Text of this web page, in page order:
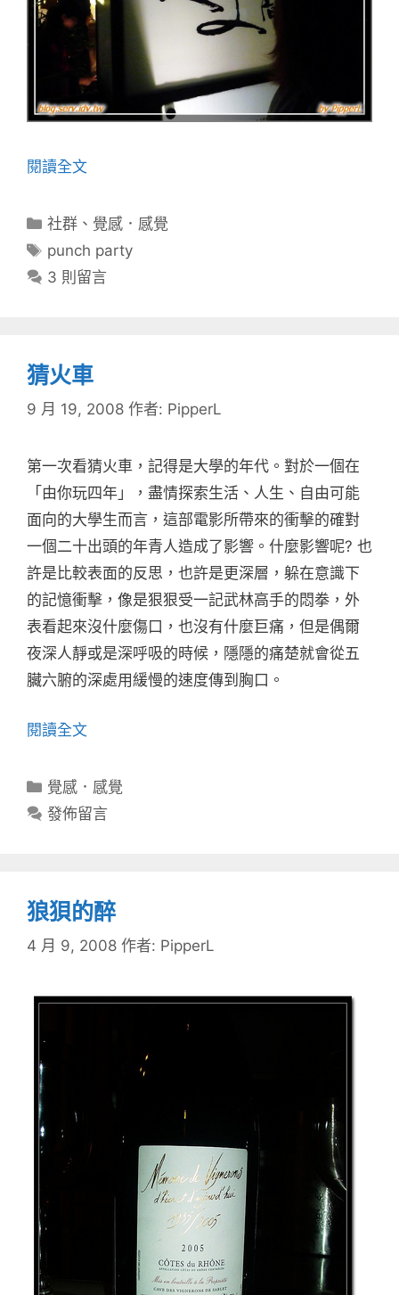
閱讀全文
分
社群 、 覺感．感覺
標
籤
punch party
3 則留言
猜火車
9 月 19, 2008 作者: PipperL
第一次看猜火車，記得是大學的年代。對於一個在
「由你玩四年」，盡情探索生活、人生、自由可能
面向的大學生而言，這部電影所帶來的衝擊的確對
一個二十出頭的年青人造成了影響。什麼影響呢? 也
許是比較表面的反思，也許是更深層，躲在意識下
的記憶衝擊，像是狠狠受一記武林高手的悶拳，外
表看起來沒什麼傷口，也沒有什麼巨痛，但是偶爾
夜深人靜或是深呼吸的時候，隱隱的痛楚就會從五
臟六腑的深處用緩慢的速度傳到胸口。
閱讀全文
分
類
覺感．感覺
發佈留言
狼狽的醉
4 月 9, 2008 作者: PipperL